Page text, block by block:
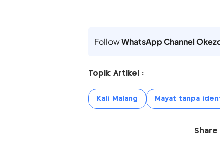
FollowWhatsApp Channel
Topik Artikel :
Kali Malang Mayat tanpa
Share